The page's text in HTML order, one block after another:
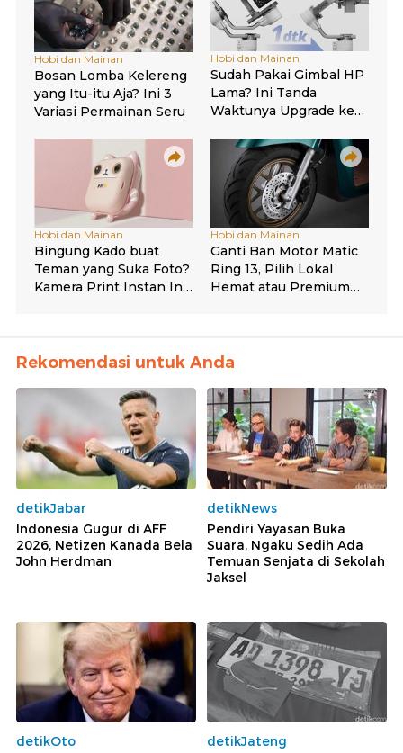
Rekomendasi untuk Anda
detikJabar
Indonesia Gugur di AFF
2026, Netizen Kanada Bela
John Herdman
detikNews
Pendiri Yayasan Buka
Suara, Ngaku Sedih Ada
Temuan Senjata di Sekolah
Jaksel
detikOto
detikJateng